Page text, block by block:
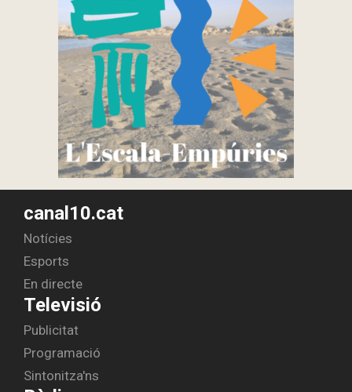
canal10.cat
Notícies
Esports
En directe
Televisió
Publicitat
Programació
Sintonitza'ns